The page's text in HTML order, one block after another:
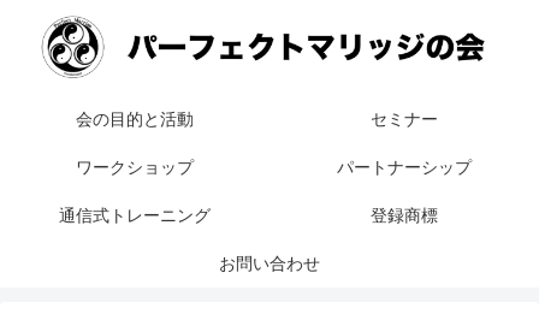
会の目的と活動 セミナー
ワークショップ パートナーシップ
通信式トレーニング 登録商標
お問い合わせ